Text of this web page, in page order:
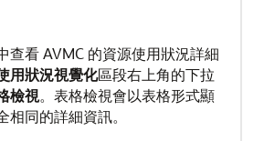
查看 AVMC 的資源使用狀況詳細
用狀況視覺化區段右上角的下拉
檢視。表格檢視會以表格形式顯
同的詳細資訊。